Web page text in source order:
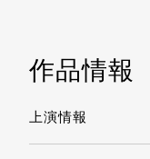
作品情報
上演情報